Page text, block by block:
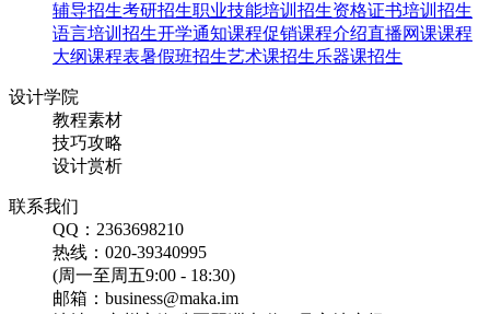
辅导招生考研招生职业技能培训招生资格证书培训招生
语言培训招生开学通知课程促销课程介绍直播网课课程
大纲课程表暑假班招生艺术课招生乐器课招生
设计学院
教程素材
技巧攻略
设计赏析
联系我们
QQ：2363698210
热线：020-39340995
(周一至周五9:00 - 18:30)
邮箱：business@maka.im